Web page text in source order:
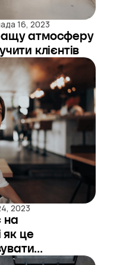
16, 2023
атмосферу
клієнтів
2023
на
як це